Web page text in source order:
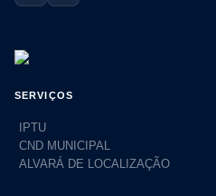
SERVIÇOS
IPTU
CND MUNICIPAL
ALVARÁ DE LOCALIZAÇÃO